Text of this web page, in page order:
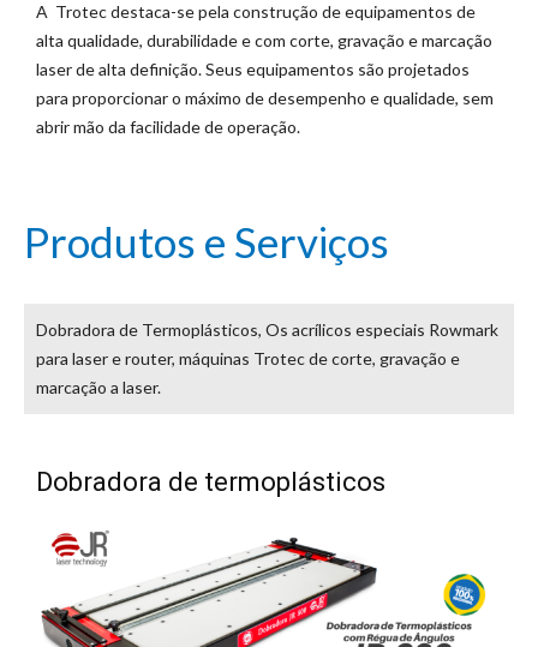
A Trotec destaca-se pela construção de equipamentos de
alta qualidade, durabilidade e com corte, gravação e marcação
laser de alta definição. Seus equipamentos são projetados
para proporcionar o máximo de desempenho e qualidade, sem
abrir mão da facilidade de operação.
Produtos e Serviços
Dobradora de Termoplásticos, Os acrílicos especiais Rowmark
para laser e router, máquinas Trotec de corte, gravação e
marcação a laser.
Dobradora de termoplásticos